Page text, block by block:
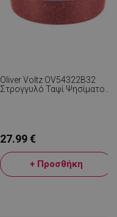
Oliver Voltz OV54322B32
Στρογγυλό Ταψί Ψησίματος,
27.99 €
+ Προσθήκη